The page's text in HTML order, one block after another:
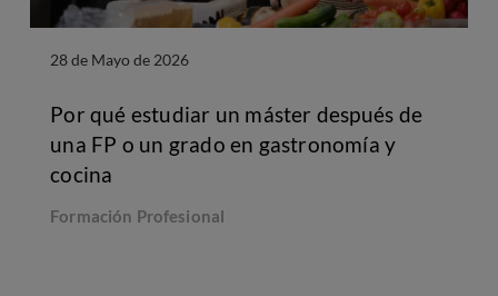
28 de Mayo de 2026
Por qué estudiar un máster después de
una FP o un grado en gastronomía y
cocina
Formación Profesional